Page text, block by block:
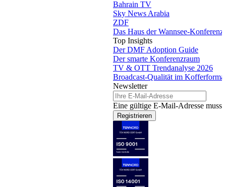
Bahrain TV
Sky News Arabia
ZDF
Das Haus der Wannsee-Konferenz
Top Insights
Der DMF Adoption Guide
Der smarte Konferenzraum
TV & OTT Trendanalyse 2026
Broadcast-Qualität im Kofferformat
Newsletter
Eine gültige E-Mail-Adresse muss
Registrieren